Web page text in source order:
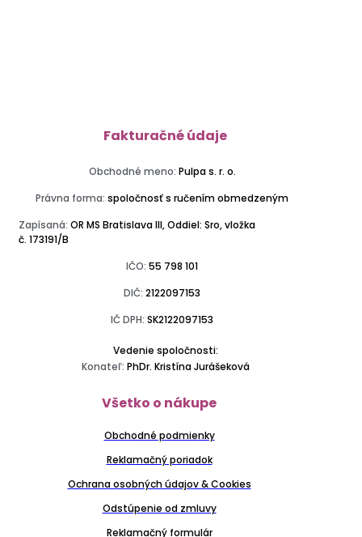
Fakturačné údaje
Obchodné meno: Pulpa s. r. o.
Právna forma: spoločnosť s ručením obmedzeným
Zapísaná: OR MS Bratislava III, Oddiel: Sro, vložka
č. 173191/B
IČO:55 798 101
DIČ:2122097153
IČ DPH:SK2122097153
Vedenie spoločnosti:
Konateľ: PhDr. Kristína Jurášeková
Všetko o nákupe
Obchodné podmienky
Reklamačný poriadok
Ochrana osobných údajov & Cookies
Odstúpenie od zmluvy
Reklamačný formulár